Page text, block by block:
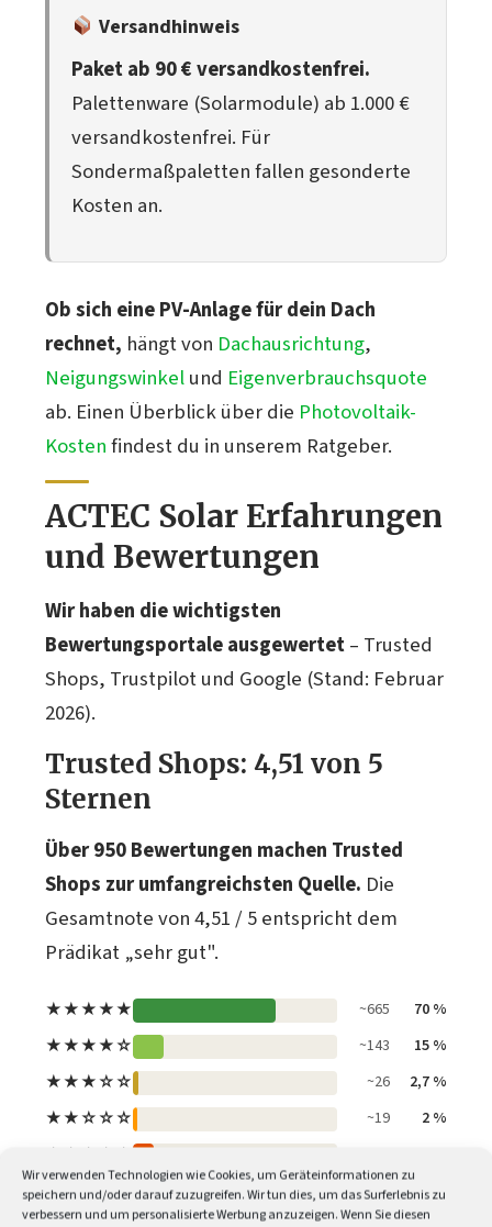
Wir verwenden Technologien wie Cookies, um Geräteinformationen zu
speichern und/oder darauf zuzugreifen. Wir tun dies, um das Surferlebnis zu
verbessern und um personalisierte Werbung anzuzeigen. Wenn Sie diesen
Versandhinweis
Paket ab 90 € versandkostenfrei.
Palettenware (Solarmodule) ab 1.000 €
versandkostenfrei. Für
Sondermaßpaletten fallen gesonderte
Kosten an.
Ob sich eine PV-Anlage für dein Dach
rechnet, hängt von Dachausrichtung,
Neigungswinkelund Eigenverbrauchsquote
ab. Einen Überblick über die Photovoltaik-
Kostenfindest du in unserem Ratgeber.
ACTEC Solar Erfahrungen
und Bewertungen
Wir haben die wichtigsten
Bewertungsportale ausgewertet– Trusted
Shops, Trustpilot und Google (Stand: Februar
2026).
Trusted Shops: 4,51 von 5
Sternen
Über 950 Bewertungen machen Trusted
Shops zur umfangreichsten Quelle. Die
Gesamtnote von 4,51 / 5 entspricht dem
Prädikat „sehr gut".
★★★★★ ~665 70 %
★★★★☆ ~143 15 %
★★★☆☆ ~26 2,7 %
★★☆☆☆ ~19 2 %
★☆☆☆☆
Quelle:Trusted ShopsundTrustpilot, Stand: